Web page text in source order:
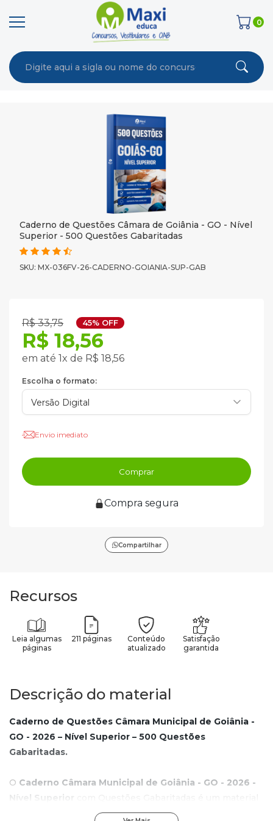
0
Caderno de Questões Câmara de Goiânia - GO - Nível
Superior - 500 Questões Gabaritadas
SKU: MX-036FV-26-CADERNO-GOIANIA-SUP-GAB
R$ 33,75 45% OFF
R$ 18,56
em até 1x de R$ 18,56
Escolha o formato:
Envio imediato
Comprar
Compra segura
Compartilhar
Recursos
Leia algumas
páginas
211 páginas
Conteúdo
atualizado
Satisfação
garantida
Descrição do material
Caderno de Questões Câmara Municipal de Goiânia -
GO - 2026 – Nível Superior – 500 Questões
Gabaritadas.
O Caderno Câmara Municipal de Goiânia - GO - 2026 -
Nível Superior
atualizado e desenvolvido para otimizar sua preparação.